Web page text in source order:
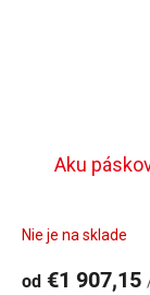
Aku
Nie je na sklade
od €1 907,15